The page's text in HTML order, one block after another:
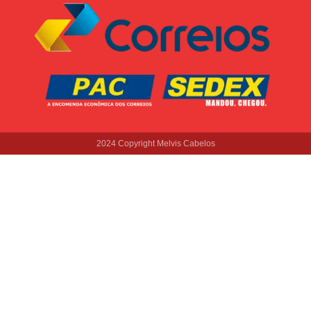
2024 Copyright Melvis Cabelos